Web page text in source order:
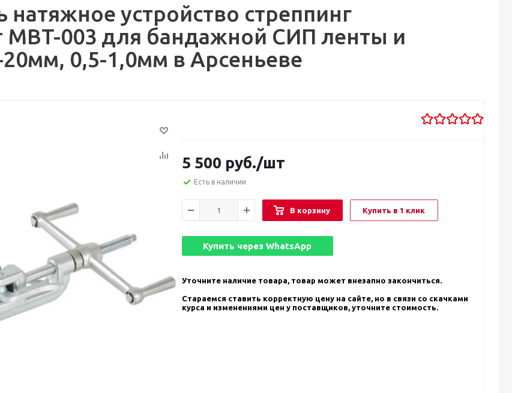
натяжное устройство стреппинг
MBT-003 для бандажной СИП ленты и
0,5-1,0мм в Арсеньеве
5 500 руб./шт
Есть в наличии
В корзину Купить в 1 клик
Купить черезWhatsApp
Уточните наличие товара, товар может внезапно закончиться.
Стараемся ставить корректную цену на сайте, но в связи со скачками
курса и изменениями цен у поставщиков, уточните стоимость.